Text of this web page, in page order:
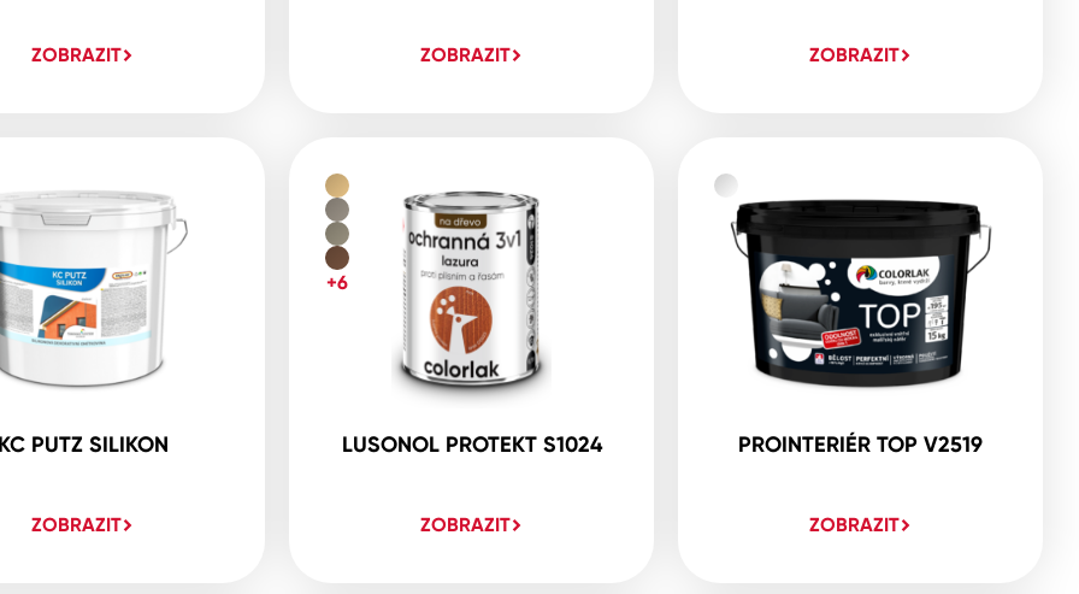
ZOBRAZIT ZOBRAZIT ZOBRAZIT
PUTZ SILIKON
ZOBRAZIT
LUSONOL PROTEKT S1024
ZOBRAZIT
+6
PROINTERIÉR TOP V2519
ZOBRAZIT